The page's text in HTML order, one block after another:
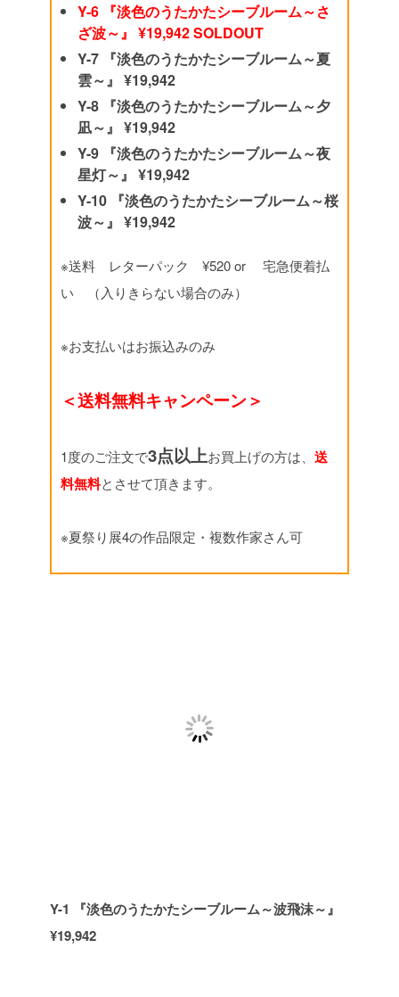
Y-6 『淡色のうたかたシーブルーム～さ
ざ波～』 ¥19,942 SOLDOUT
Y-7 『淡色のうたかたシーブルーム～夏
雲～』 ¥19,942
Y-8 『淡色のうたかたシーブルーム～夕
凪～』 ¥19,942
Y-9 『淡色のうたかたシーブルーム～夜
星灯～』 ¥19,942
Y-10 『淡色のうたかたシーブルーム～桜
波～』 ¥19,942
※送料 レターパック ¥520 or 宅急便着払
い （入りきらない場合のみ）
※お支払いはお振込みのみ
＜送料無料キャンペーン＞
1度のご注文で3点以上お買上げの方は、 送
料無料とさせて頂きます。
※夏祭り展4の作品限定・複数作家さん可
Y-1 『淡色のうたかたシーブルーム～波飛沫～』
¥19,942